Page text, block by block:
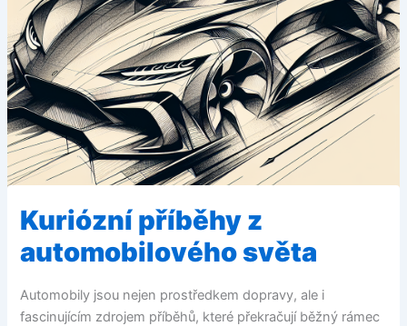
Kuriózní příběhy z
automobilového světa
Automobily jsou nejen prostředkem dopravy, ale i
fascinujícím zdrojem příběhů, které překračují běžný rámec